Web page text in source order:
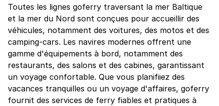
Toutes les lignes goferry traversant la mer Baltique
et la mer du Nord sont conçues pour accueillir des
véhicules, notamment des voitures, des motos et des
camping-cars. Les navires modernes offrent une
gamme d'équipements à bord, notamment des
restaurants, des salons et des cabines, garantissant
un voyage confortable. Que vous planifiiez des
vacances tranquilles ou un voyage d'affaires, goferry
fournit des services de ferry fiables et pratiques à